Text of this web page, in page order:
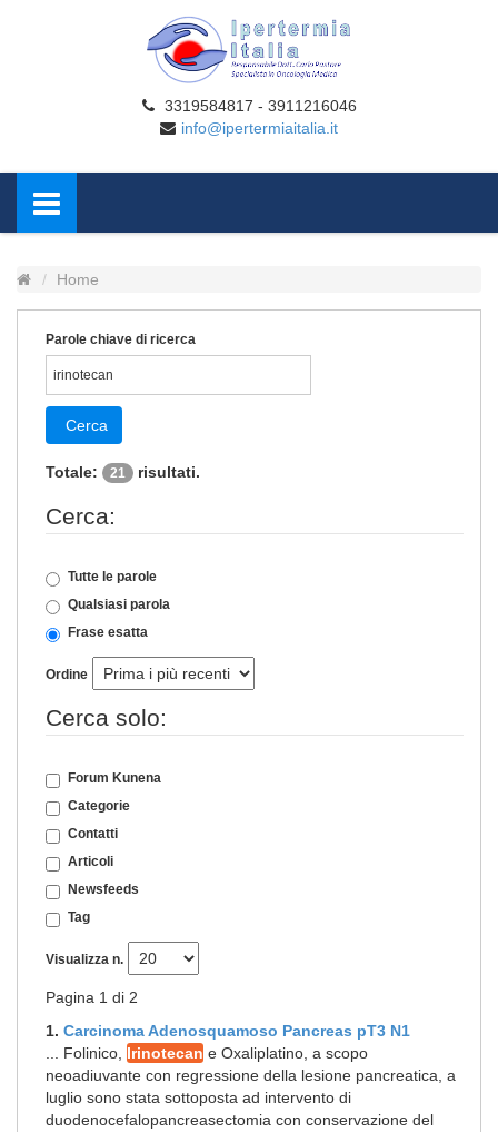
3319584817 - 3911216046
info@ipertermiaitalia.it
Home
Parole chiave di ricerca
Cerca
Totale: 21 risultati.
Cerca:
Tutte le parole
Qualsiasi parola
Frase esatta
Ordine
Cerca solo:
Forum Kunena
Categorie
Contatti
Articoli
Newsfeeds
Tag
Visualizza n.
Pagina 1 di 2
1. Carcinoma Adenosquamoso Pancreas pT3 N1
... Folinico, Irinotecan e Oxaliplatino, a scopo
neoadiuvante con regressione della lesione pancreatica, a
luglio sono stata sottoposta ad intervento di
duodenocefalopancreasectomia con conservazione del